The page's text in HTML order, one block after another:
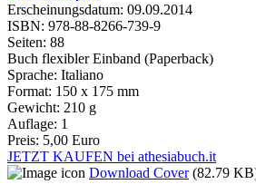
Erscheinungsdatum: 09.09.2014
ISBN: 978-88-8266-739-9
Seiten: 88
Buch flexibler Einband (Paperback)
Sprache: Italiano
Format: 150 x 175 mm
Gewicht: 210 g
Auflage: 1
Preis: 5,00 Euro
JETZT KAUFEN bei athesiabuch.it
Download Cover (82.79